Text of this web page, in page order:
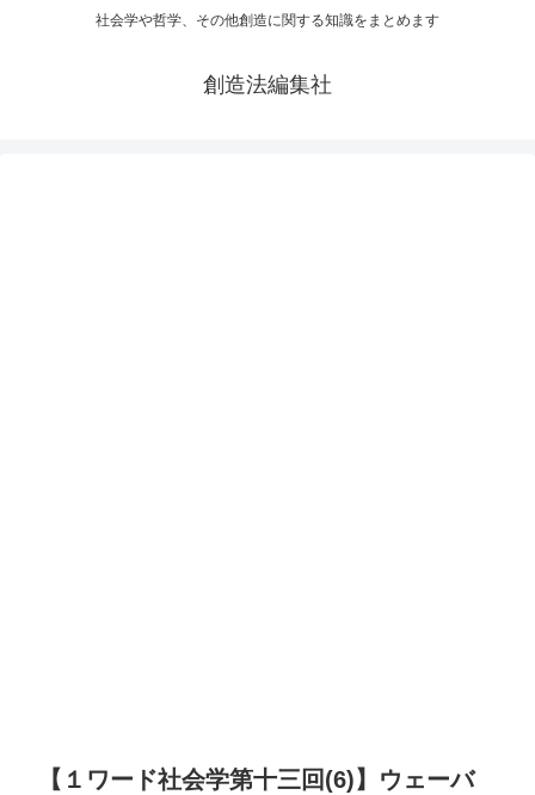
社会学や哲学、その他創造に関する知識をまとめます
創造法編集社
【１ワード社会学第十三回(6)】ウェーバ